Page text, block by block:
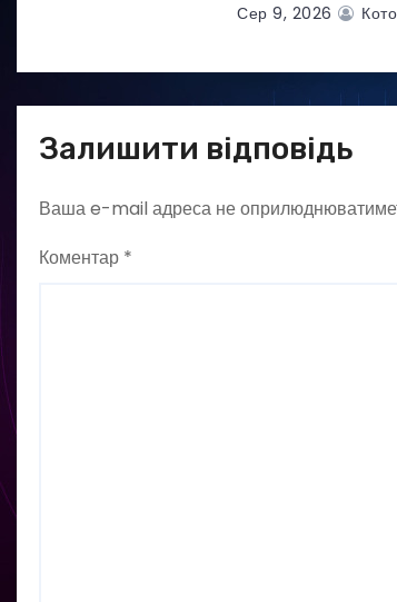
Сер 9, 2026
Залишити відповідь
Ваша e-mail адреса не
Коментар *